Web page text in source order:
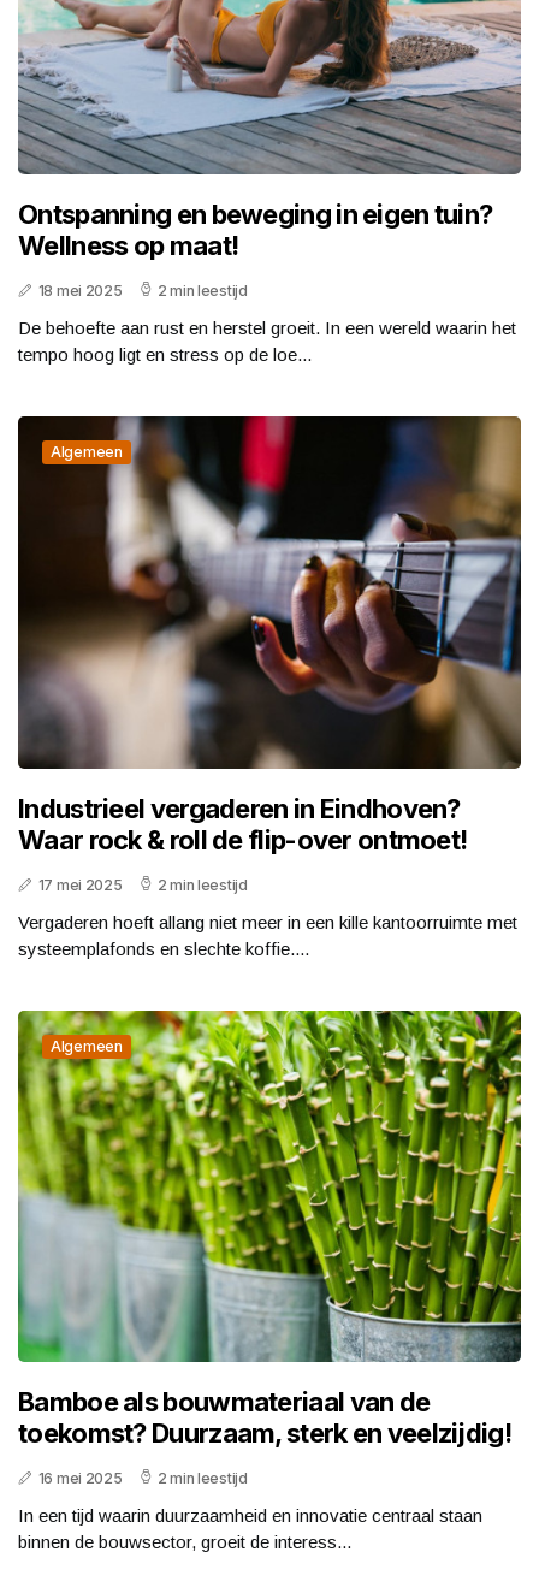
Ontspanning en beweging in eigen tuin?
Wellness op maat!
18 mei 2025 2 min leestijd
De behoefte aan rust en herstel groeit. In een wereld waarin het
tempo hoog ligt en stress op de loe...
Algemeen
Industrieel vergaderen in Eindhoven?
Waar rock & roll de flip-over ontmoet!
17 mei 2025 2 min leestijd
Vergaderen hoeft allang niet meer in een kille kantoorruimte met
systeemplafonds en slechte koffie....
Algemeen
Bamboe als bouwmateriaal van de
toekomst? Duurzaam, sterk en veelzijdig!
16 mei 2025 2 min leestijd
In een tijd waarin duurzaamheid en innovatie centraal staan
binnen de bouwsector, groeit de interess...